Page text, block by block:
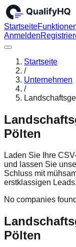
Startseite
Anmelden
Startseite
/
Unternehmen
/
Pölten
Laden Sie Ihre
und lassen Sie
Schluss mit
erstklassigen Leads.
No companies
Pölten